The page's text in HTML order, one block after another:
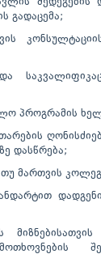
გადაცემა;
პროგრამის
დასწრება;
თუ მართვის